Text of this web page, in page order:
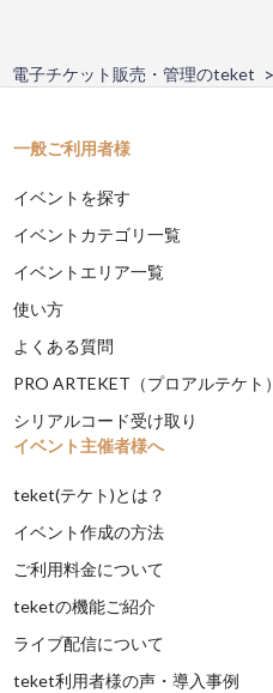
電子チケット販売・管理のteket
一般ご利用者様
イベントを探す
イベントカテゴリ一覧
イベントエリア一覧
使い方
よくある質問
PRO ARTEKET（プロアルテケト）
シリアルコード受け取り
イベント主催者様へ
teket(テケト)とは？
イベント作成の方法
ご利用料金について
teketの機能ご紹介
ライブ配信について
teket利用者様の声・導入事例